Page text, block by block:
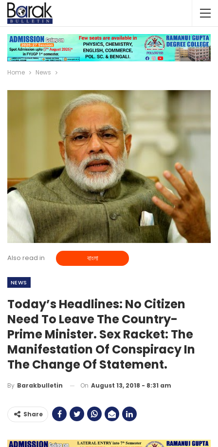
Home News
Also read in বাংলা
NEWS
Today’s Headlines: No Citizen
Need To Leave The Country-
Prime Minister. Sex Racket: The
Manifestation Of Conspiracy In
The Change Of Statement.
By Barakbulletin On August 13, 2018 - 8:31 am
Share